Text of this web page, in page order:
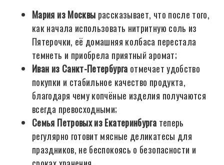
Мария из Москвы рассказывает, что после того,
как начала использовать нитритную соль из
Пятерочки, её домашняя колбаса перестала
темнеть и приобрела приятный аромат;
Иван из Санкт-Петербурга отмечает удобство
покупки и стабильное качество продукта,
благодаря чему копчёные изделия получаются
всегда превосходными;
Семья Петровых из Екатеринбурга теперь
регулярно готовит мясные деликатесы для
праздников, не беспокоясь о безопасности и